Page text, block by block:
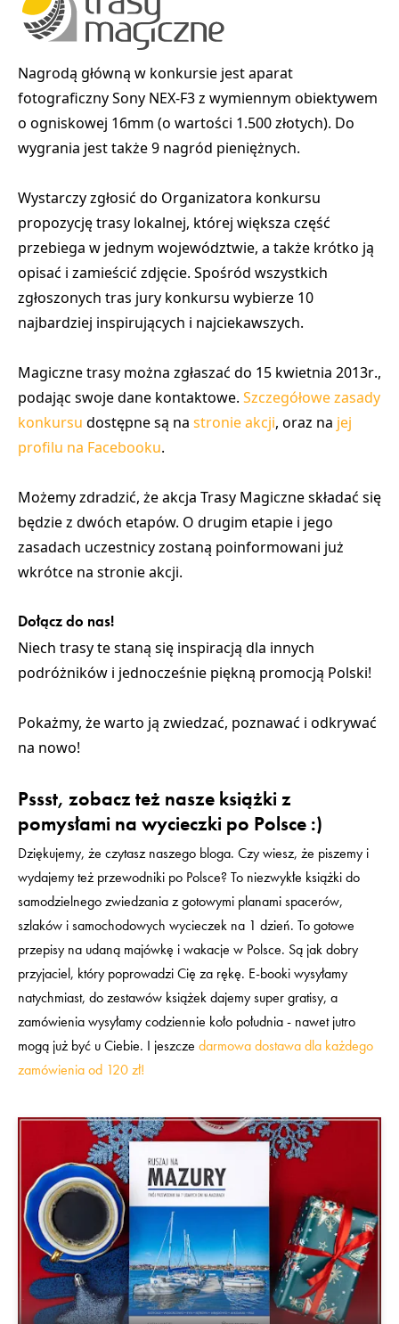
Nagrodą główną w konkursie jest aparat
fotograficznySony NEX-F3 z wymiennym obiektywem
o ogniskowej 16mm (o wartości 1.500 złotych). Do
wygrania jest także 9 nagród pieniężnych.
Wystarczy zgłosić do Organizatora konkursu
propozycję trasy lokalnej, której większa część
przebiega w jednym województwie, a także krótko ją
opisać i zamieścić zdjęcie. Spośród wszystkich
zgłoszonych tras jury konkursu wybierze 10
najbardziej inspirujących i najciekawszych.
Magiczne trasy można zgłaszać do 15 kwietnia 2013r.,
podając swoje dane kontaktowe. Szczegółowe zasady
konkursu dostępne są na stronie akcji, oraz na jej
profilu na Facebooku.
Możemy zdradzić, że akcja Trasy Magiczne składać się
będzie z dwóch etapów. O drugim etapie i jego
zasadach uczestnicy zostaną poinformowani już
wkrótce na stronie akcji.
Dołącz do nas!
Niech trasy te staną się inspiracją dla innych
podróżników i jednocześnie piękną promocją Polski!
Pokażmy, żewarto ją zwiedzać, poznawać i odkrywać
na nowo!
Pssst, zobacz też nasze książki z
pomysłami na wycieczki po Polsce :)
Dziękujemy, że czytasz naszego bloga. Czy wiesz, że piszemy i
wydajemy też przewodniki po Polsce? To niezwykłe książki do
samodzielnego zwiedzania z gotowymi planami spacerów,
szlaków i samochodowych wycieczek na 1 dzień. To gotowe
przepisy na udaną majówkę i wakacje w Polsce. Są jak dobry
przyjaciel, który poprowadzi Cię za rękę. E-booki wysyłamy
natychmiast, do zestawów książek dajemy super gratisy, a
zamówienia wysyłamy codziennie koło południa - nawet jutro
mogą już być u Ciebie. I jeszcze darmowa dostawa dla każdego
zamówienia od 120 zł!